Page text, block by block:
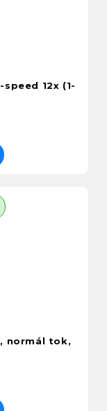
12x (1-
normál tok,